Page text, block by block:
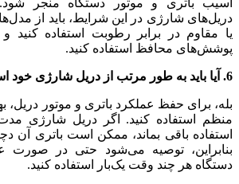
دریل‌های شارژی در این شرایط، باید از
یا مقاوم در برابر رطوبت استفاده کنید
پوشش‌های محافظ استفاده کنید.
6. آیا باید به طور مرتب از دریل شارژی خود استفاده کنم؟
بله، برای حفظ عملکرد باتری و موتور دریل،
منظم استفاده کنید. اگر دریل شارژی
استفاده باقی بماند، ممکن است باتری
بنابراین، توصیه می‌شود حتی در صورت
دستگاه هر چند وقت یک‌بار استفاده کنید.